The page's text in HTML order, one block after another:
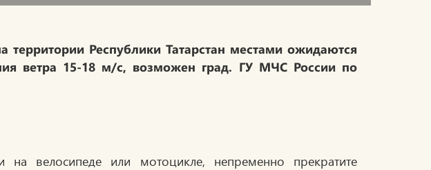
Республики Татарстан местами ожидаются
ветра 15-18 м/с, возможен град. ГУ МЧС России по
на велосипеде или мотоцикле, непременно прекратите